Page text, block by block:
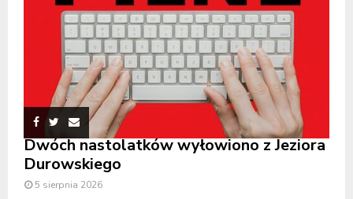
Dwóch nastolatków wyłowiono z Jeziora
Durowskiego
5 sierpnia 2026